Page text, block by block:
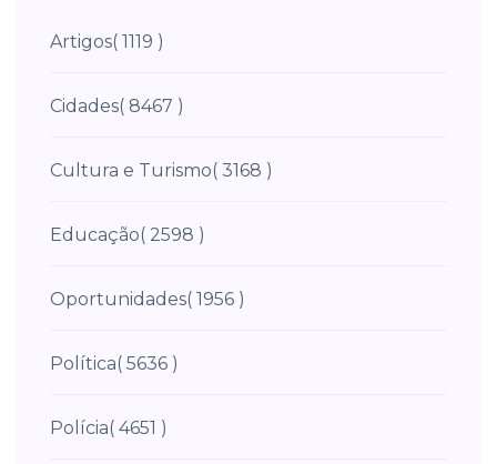
Artigos( 1119 )
Cidades( 8467 )
Cultura e Turismo( 3168 )
Educação( 2598 )
Oportunidades( 1956 )
Política( 5636 )
Polícia( 4651 )